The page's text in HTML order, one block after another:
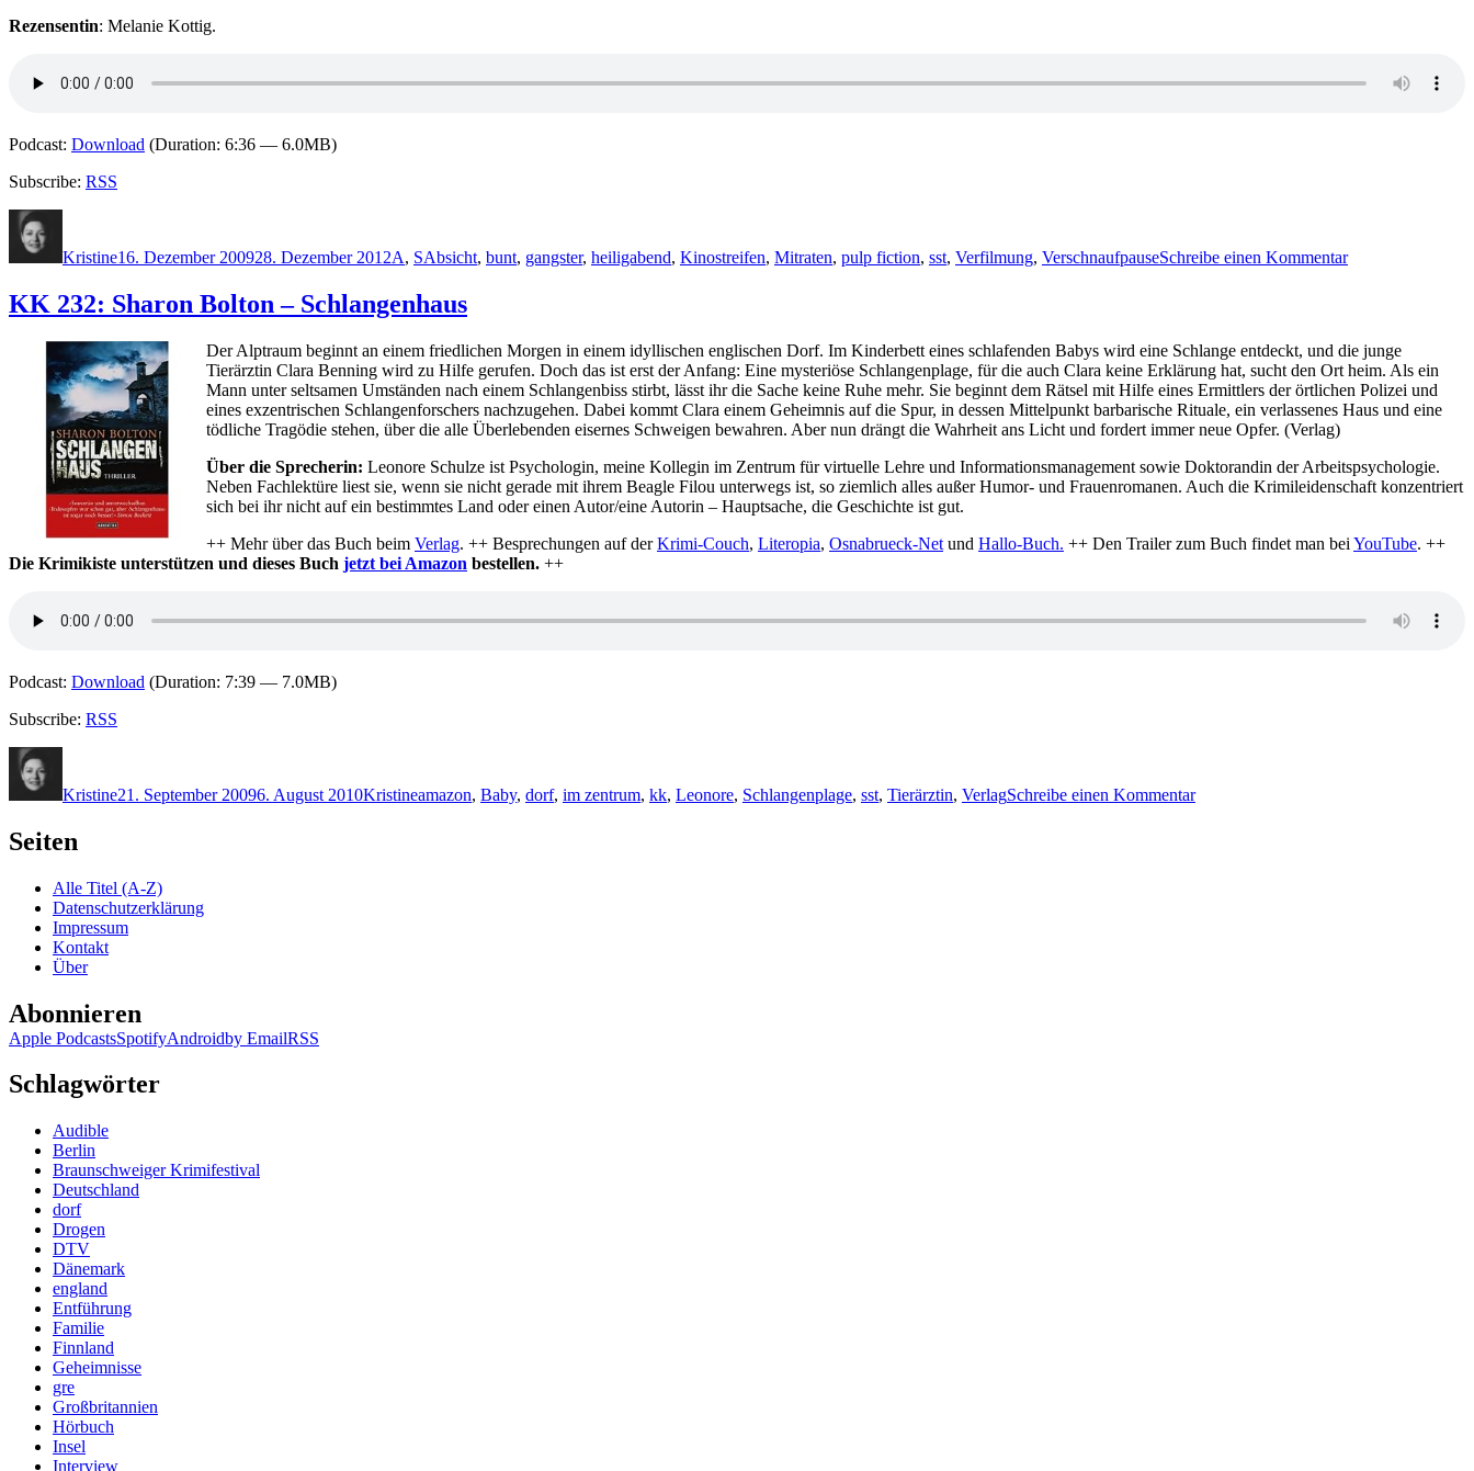
Rezensentin: Melanie Kottig.
Podcast: Download (Duration: 6:36 — 6.0MB)
Subscribe: RSS
Kristine16. Dezember 200928. Dezember 2012A, SAbsicht, bunt, gangster, heiligabend, Kinostreifen, Mitraten, pulp fiction, sst, Verfilmung, VerschnaufpauseSchreibe einen Kommentar299:
KK 232: Sharon Bolton – Schlangenhaus
Der Alptraum beginnt an einem friedlichen Morgen in einem idyllischen englischen Dorf. Im Kinderbett eines schlafenden Babys wird eine Schlange entdeckt, und die junge
Tierärztin Clara Benning wird zu Hilfe gerufen. Doch das ist erst der Anfang: Eine mysteriöse Schlangenplage, für die auch Clara keine Erklärung hat, sucht den Ort heim. Als ein
Mann unter seltsamen Umständen nach einem Schlangenbiss stirbt, lässt ihr die Sache keine Ruhe mehr. Sie beginnt dem Rätsel mit Hilfe eines Ermittlers der örtlichen Polizei und
eines exzentrischen Schlangenforschers nachzugehen. Dabei kommt Clara einem Geheimnis auf die Spur, in dessen Mittelpunkt barbarische Rituale, ein verlassenes Haus und eine
tödliche Tragödie stehen, über die alle Überlebenden eisernes Schweigen bewahren. Aber nun drängt die Wahrheit ans Licht und fordert immer neue Opfer. (Verlag)
Über die Sprecherin: Leonore Schulze ist Psychologin, meine Kollegin im Zentrum für virtuelle Lehre und Informationsmanagement sowie Doktorandin der Arbeitspsychologie.
Neben Fachlektüre liest sie, wenn sie nicht gerade mit ihrem Beagle Filou unterwegs ist, so ziemlich alles außer Humor- und Frauenromanen. Auch die Krimileidenschaft konzentriert
sich bei ihr nicht auf ein bestimmtes Land oder einen Autor/eine Autorin – Hauptsache, die Geschichte ist gut.
++ Mehr über das Buch beim Verlag. ++ Besprechungen auf derKrimi-Couch, Literopia, Osnabrueck-Net und Hallo-Buch. ++ Den Trailer zum Buch findet man bei YouTube. ++
Die Krimikiste unterstützen und dieses Buch jetzt bei Amazon bestellen. ++
Podcast: Download (Duration: 7:39 — 7.0MB)
Subscribe: RSS
Kristine21. September 20096. August 2010Kristineamazon, Baby, dorf, im zentrum, kk, Leonore, Schlangenplage, sst, Tierärztin, VerlagSchreibe einen Kommentar232:
Seiten
Alle Titel (A-Z)
Datenschutzerklärung
Impressum
Kontakt
Über
Abonnieren
Apple PodcastsSpotifyAndroidby EmailRSS
Schlagwörter
Audible
Berlin
Braunschweiger Krimifestival
Deutschland
dorf
Drogen
DTV
Dänemark
england
Entführung
Familie
Finnland
Geheimnisse
gre
Großbritannien
Hörbuch
Insel
Interview